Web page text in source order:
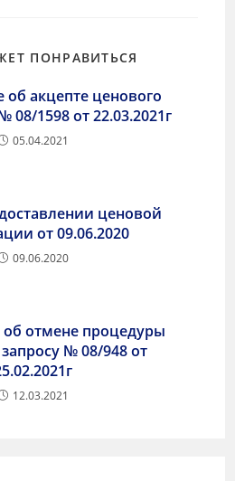
ПОНРАВИТЬСЯ
акцепте ценового
1598 от 22.03.2021г
05.04.2021
ценовой
от 09.06.2020
09.06.2020
отмене процедуры
№ 08/948 от
12.03.2021